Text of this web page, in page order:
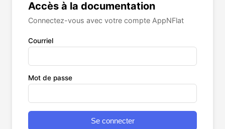
Accès à la documentation
Connectez-vous avec votre compte AppNFlat
Courriel
Mot de passe
Se connecter